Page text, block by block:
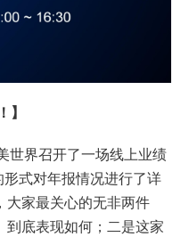
世界召开了一场线上业绩
形式对年报情况进行了详
大家最关心的无非两件
到底表现如何；二是这家